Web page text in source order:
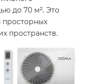
до 70 м². Это
пространств.​